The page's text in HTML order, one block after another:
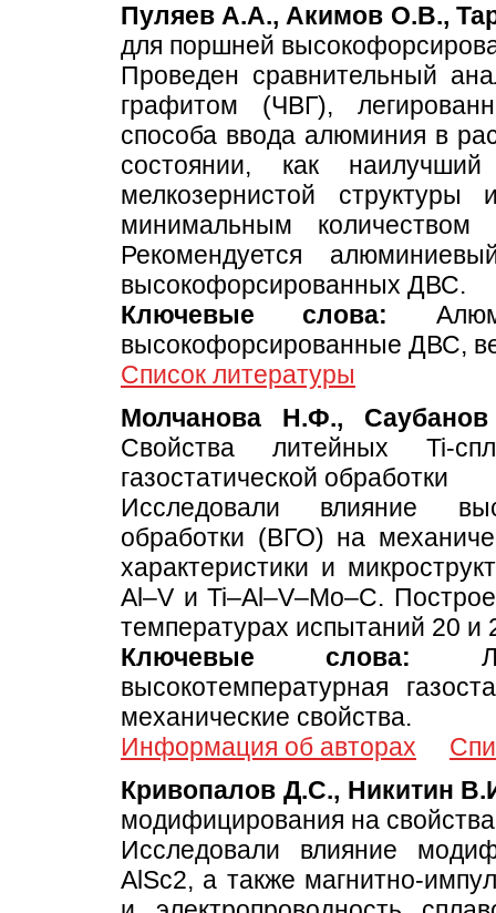
Пуляев А.А., Акимов О.В.,
для поршней
Проведен сравнительный
графитом (ЧВГ),
способа ввода алюминия в
состоянии, как
мелкозернистой
минимальным количеством
Рекомендуется
высокофорсированных ДВС.
Ключевые слова:
высокофорсированные ДВС,
Список литературы
Молчанова Н.Ф.,
Свойства литейных Ti-
газостатической обработки
Исследовали влияние
обработки (ВГО) на
характеристики и
Al–V и Ti–Al–V–Mo–C.
температурах испытаний 20 и
Ключевые слова:
высокотемпературная
механические свойства.
Информация об авторах
Кривопалов Д.С., Никитин
модифицирования на
Исследовали влияние
AlSc2, а также магнитно-